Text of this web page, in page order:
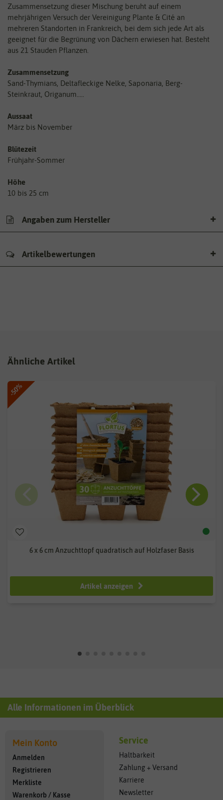
Zusammensetzung dieser Mischung beruht auf einem
mehrjährigen Versuch der Vereinigung Plante & Cité an
mehreren Standorten in Frankreich, bei dem sich jede Art als
geeignet für die Begrünung von Dächern erwiesen hat. Besteht
aus 21 Stauden Pflanzen.
Zusammensetzung
Sand-Thymians, Deltafleckige Nelke, Saponaria, Berg-
Steinkraut, Origanum.....
Aussaat
März bis November
Blütezeit
Frühjahr-Sommer
Höhe
10 bis 25 cm
Angaben zum Hersteller
Artikelbewertungen
Ähnliche Artikel
-50%
6 x 6 cm Anzuchttopf quadratisch auf Holzfaser Basis
Artikel anzeigen
Alle Informationen im Überblick
Mein Konto
Anmelden
Registrieren
Merkliste
Warenkorb / Kasse
Service
Haltbarkeit
Zahlung + Versand
Karriere
Newsletter